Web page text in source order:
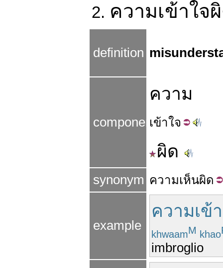
2. ความเข้าใจ
definition
components
ความ
เข้าใจ
ผิด
synonym ความเห็นผิด
example
ความเข้
khwaamM khao
imbroglio